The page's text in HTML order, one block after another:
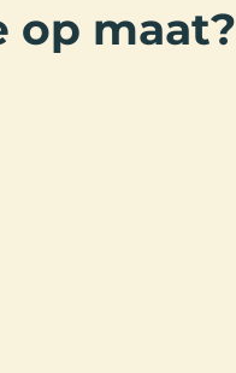
op maat?